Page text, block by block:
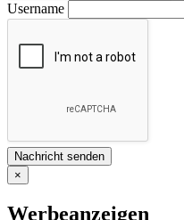
Username
×
Werbeanzeigen